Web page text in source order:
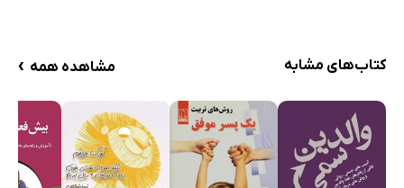
کتاب‌های مشابه مشاهده همه ›